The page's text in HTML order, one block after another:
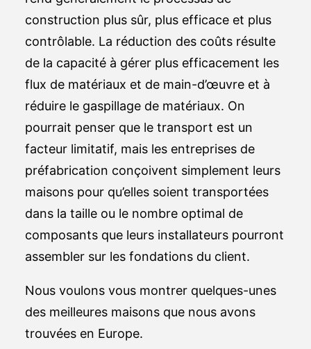
construction plus sûr, plus efficace et plus
contrôlable. La réduction des coûts résulte
de la capacité à gérer plus efficacement les
flux de matériaux et de main-d’œuvre et à
réduire le gaspillage de matériaux. On
pourrait penser que le transport est un
facteur limitatif, mais les entreprises de
préfabrication conçoivent simplement leurs
maisons pour qu’elles soient transportées
dans la taille ou le nombre optimal de
composants que leurs installateurs pourront
assembler sur les fondations du client.
Nous voulons vous montrer quelques-unes
des meilleures maisons que nous avons
trouvées en Europe.